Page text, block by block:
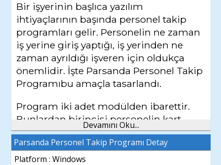
Bir işyerinin başlıca yazılım
ihtiyaçlarının başında personel takip
programları gelir. Personelin ne zaman
iş yerine giriş yaptığı, iş yerinden ne
zaman ayrıldığı işveren için oldukça
önemlidir. İşte Parsanda Personel Takip
Programıbu amaçla tasarlandı.
Program iki adet modülden ibarettir.
Bunlardan birincisi personelin kart
okutmak suretiyle giriş ve çıkış
saatlerini kontrol eder. İkinci modül ise
giriş çıkışı kontrol ettiği gibi personel
Devamını Oku...
Parsanda Personel Takip Programı Detay
Platform : Windows